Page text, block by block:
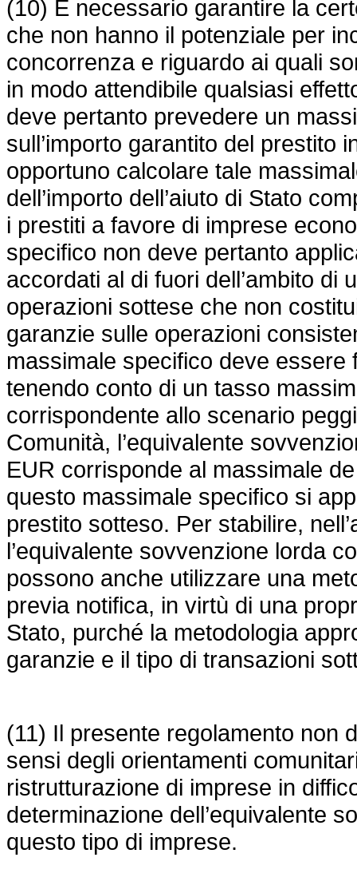
(10) È necessario garantire la
che non hanno il potenziale per
concorrenza e riguardo ai quali
in modo attendibile qualsiasi
deve pertanto prevedere un
sull’importo garantito del prestito
opportuno calcolare tale
dell’importo dell’aiuto di Stato
i prestiti a favore di imprese
specifico non deve pertanto
accordati al di fuori dell’ambito di
operazioni sottese che non
garanzie sulle operazioni
massimale specifico deve
tenendo conto di un tasso
corrispondente allo scenario
Comunità, l’equivalente
EUR corrisponde al massimale
questo massimale specifico si
prestito sotteso. Per stabilire,
l’equivalente sovvenzione lorda
possono anche utilizzare una
previa notifica, in virtù di una
Stato, purché la metodologia
garanzie e il tipo di transazioni
(11) Il presente regolamento non
sensi degli orientamenti
ristrutturazione di imprese in
determinazione dell’equivalente
questo tipo di imprese.